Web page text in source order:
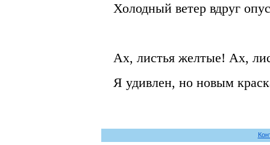
Холодный ветер вдруг
Ах, листья желтые! Ах,
Я удивлен, но новым